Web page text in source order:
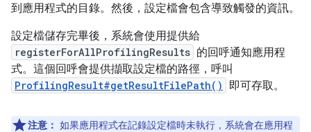
到應用程式的目錄。然後，設定檔會包含導致觸發的資訊。
設定檔儲存完畢後，系統會使用提供給
registerForAllProfilingResults 的回呼通知應用程
式。這個回呼會提供擷取設定檔的路徑，呼叫
ProfilingResult#getResultFilePath() 即可存取。
注意： 如果應用程式在記錄設定檔時未執行，系統會在應用程